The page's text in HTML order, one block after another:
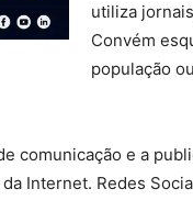
utiliza
Convém
população
comunicação e a
Internet. Redes